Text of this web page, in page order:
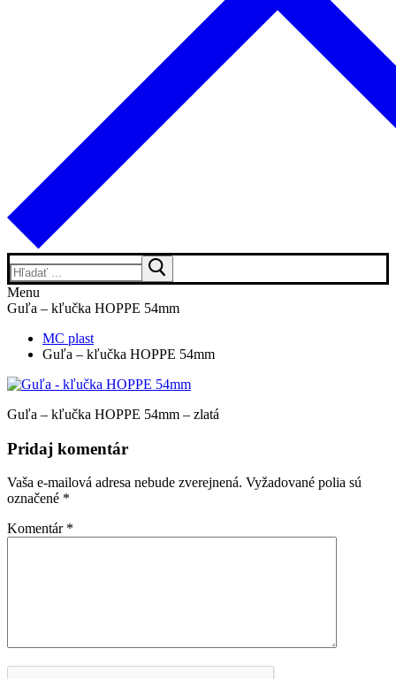
Hľadať:
Menu
Guľa – kľučka HOPPE 54mm
MC plast
Guľa – kľučka HOPPE 54mm
Guľa – kľučka HOPPE 54mm – zlatá
Pridaj komentár
Vaša e-mailová adresa nebude zverejnená. Vyžadované polia sú
označené *
Komentár *